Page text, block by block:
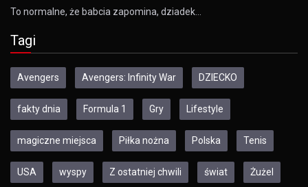
To normalne, że babcia zapomina, dziadek…
Tagi
Avengers Avengers: Infinity War DZIECKO
fakty dnia Formula 1 Gry Lifestyle
magiczne miejsca Piłka nożna Polska Tenis
USA wyspy Z ostatniej chwili świat Żużel